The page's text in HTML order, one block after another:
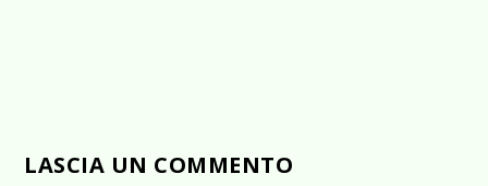
LASCIA UN COMMENTO